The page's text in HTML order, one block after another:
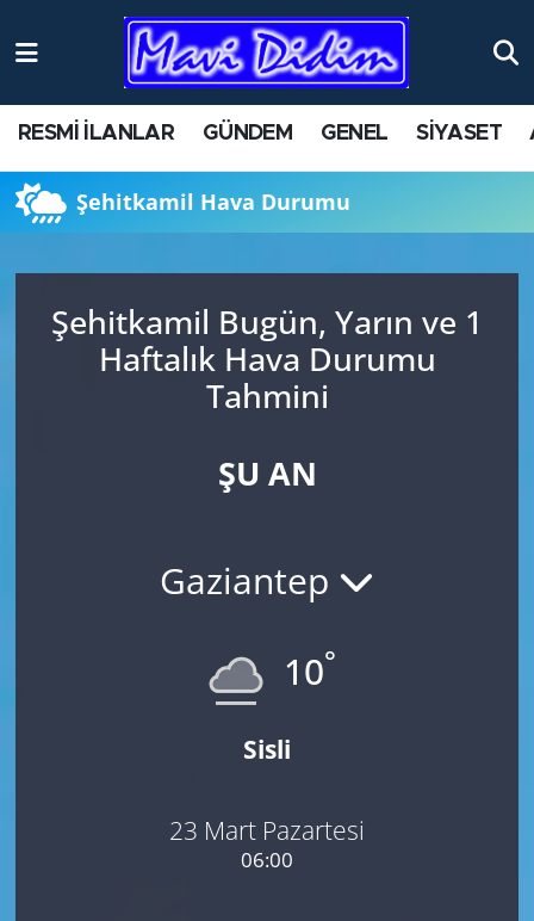
RESMİ İLANLAR GÜNDEM GENEL SİYASET
Şehitkamil Hava Durumu
Şehitkamil Bugün, Yarın ve 1
Haftalık Hava Durumu
Tahmini
ŞU AN
Gaziantep
10°
Sisli
23 Mart Pazartesi
06:00
ANTİK YERLER
AYDIN
BİLİM VE TEKNOLOJİ
ÇEVRE
GÜNDEM
KÜLTÜR SANAT
Nöbetçi Eczaneler
Namaz Vakitleri
Trafik Durumu
Süper Lig Puan Durumu ve Fikstür
Tüm Manşetler